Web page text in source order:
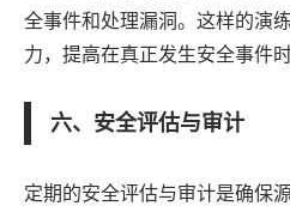
全事件和处理漏洞。这样的演
力，提高在真正发生安全事件
六、安全评估与审计
定期的安全评估与审计是确保